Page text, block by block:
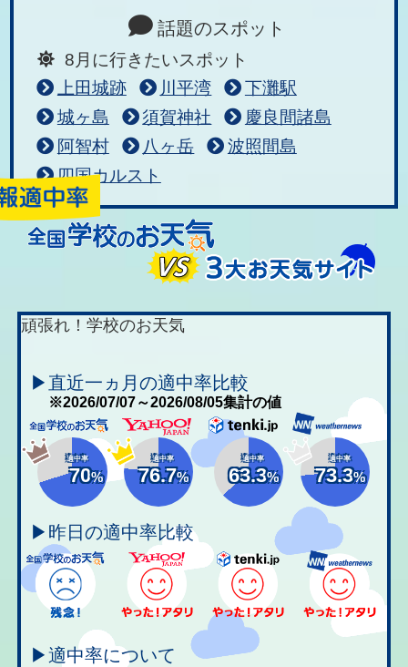
話題のスポット
8月に行きたいスポット
上田城跡
川平湾
下灘駅
城ヶ島
須賀神社
慶良間諸島
阿智村
八ヶ岳
波照間島
四国カルスト
頑張れ！学校のお天気
▶直近一ヵ月の適中率比較
※2026/07/07～2026/08/05集計の値
適中率
70%
適中率
76.7%
適中率
63.3%
適中率
73.3%
▶昨日の適中率比較
▶適中率について